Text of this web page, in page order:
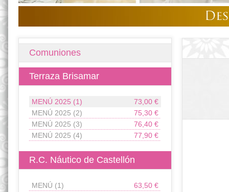
Comuniones
Terraza Brisamar
73,00 €
MENÚ 2025 (1)
75,30 €
MENÚ 2025 (2)
76,40 €
MENÚ 2025 (3)
77,90 €
MENÚ 2025 (4)
R.C. Náutico de Castellón
63,50 €
MENÚ (1)